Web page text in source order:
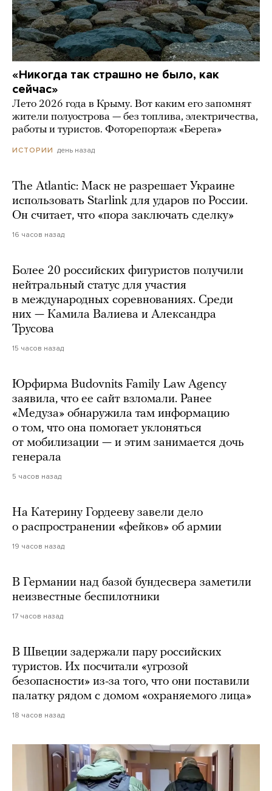
«Никогда так страшно не было, как
сейчас»
Лето 2026 года в Крыму. Вот каким его запомнят
жители полуострова — без топлива, электричества,
работы и туристов. Фоторепортаж «Берега»
ИСТОРИИ день назад
The Atlantic: Маск не разрешает Украине
использовать Starlink для ударов по России.
Он считает, что «пора заключать сделку»
16 часов назад
Более 20 российских фигуристов получили
нейтральный статус для участия
в международных соревнованиях. Среди
них — Камила Валиева и Александра
Трусова
15 часов назад
Юрфирма Budovnits Family Law Agency
заявила, что ее сайт взломали. Ранее
«Медуза» обнаружила там информацию
о том, что она помогает уклоняться
от мобилизации — и этим занимается дочь
генерала
5 часов назад
На Катерину Гордееву завели дело
о распространении «фейков» об армии
19 часов назад
В Германии над базой бундесвера заметили
неизвестные беспилотники
17 часов назад
В Швеции задержали пару российских
туристов. Их посчитали «угрозой
безопасности» из-за того, что они поставили
палатку рядом с домом «охраняемого лица»
18 часов назад